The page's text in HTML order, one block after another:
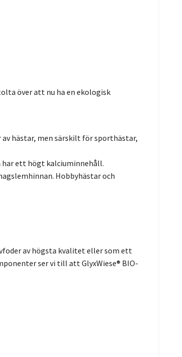
över att nu ha en ekologisk
hästar, men särskilt för sporthästar,
ett högt kalciuminnehåll.
Hobbyhästar och
av högsta kvalitet eller som ett
ser vi till att GlyxWiese® BIO-